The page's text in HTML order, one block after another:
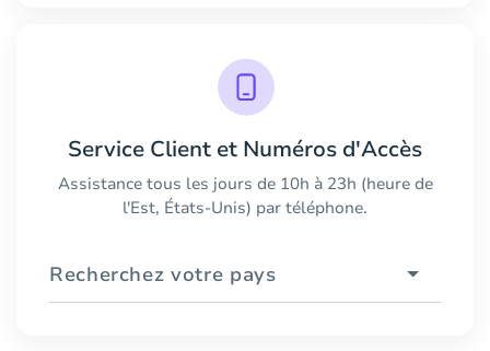
Service Client et Numéros d'Accès
Assistance tous les jours de 10h à 23h (heure de
l'Est, États-Unis) par téléphone.
Recherchez votre pays